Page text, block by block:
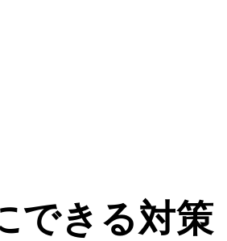
できる対策